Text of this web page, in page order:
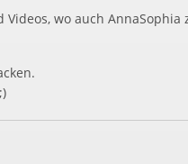
wo auch AnnaSophia